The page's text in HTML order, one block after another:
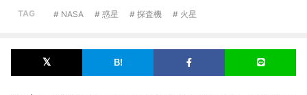
TAG # NASA # 惑星 # 探査機 # 火星